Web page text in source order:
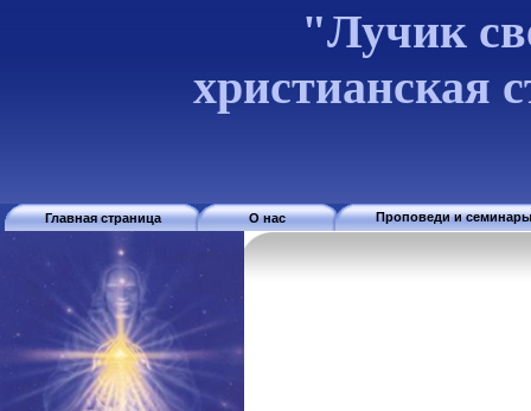
"Лучик
христианская
Главная страница О нас Проповеди и семинары